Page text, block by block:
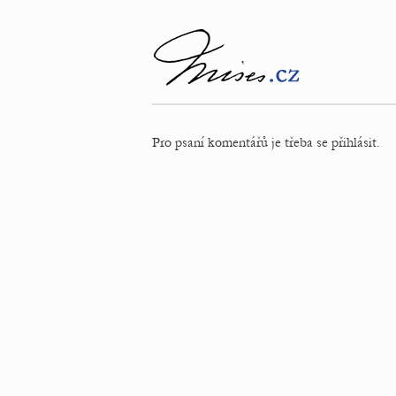
Pro psaní komentářů je třeba se přihlásit.